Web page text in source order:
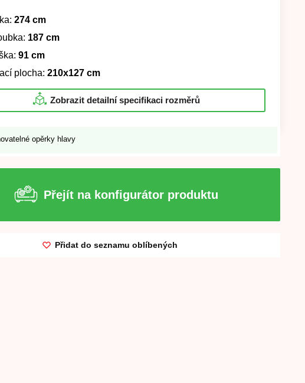
274 cm
187 cm
91 cm
plocha: 210x127 cm
Zobrazit detailní specifikaci rozměrů
opěrky hlavy
Přejít na konfigurátor produktu
Přidat do seznamu oblíbených